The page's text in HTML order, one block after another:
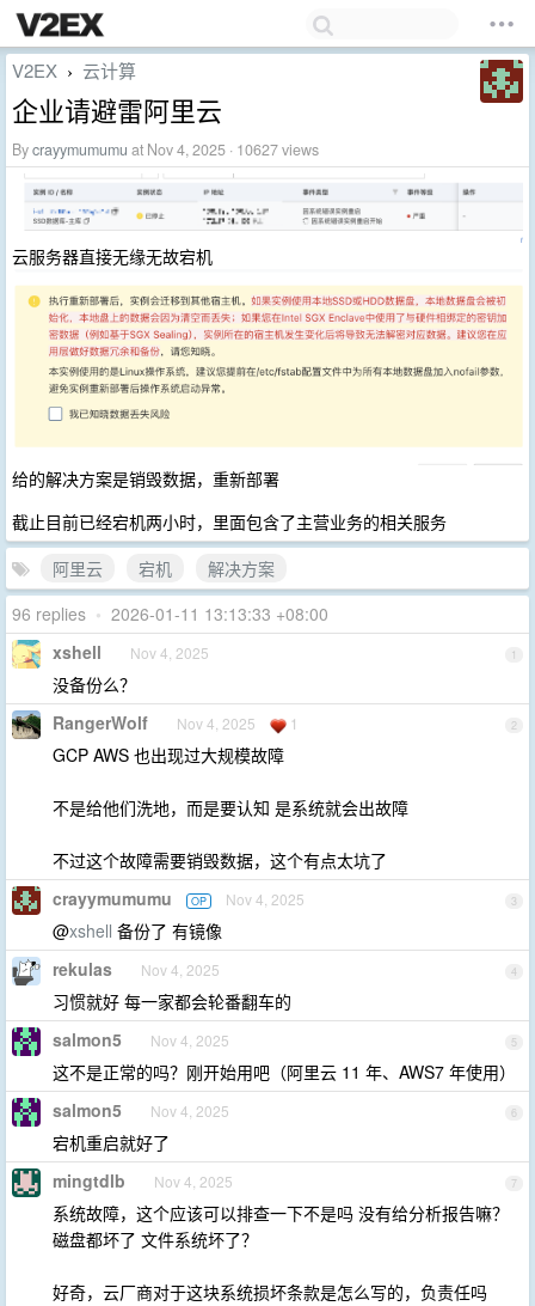
V2EX › 云计算
企业请避雷阿里云
Bycrayymumumu at Nov 4, 2025 · 10627 views
云服务器直接无缘无故宕机
给的解决方案是销毁数据，重新部署
截止目前已经宕机两小时，里面包含了主营业务的相关服务
阿里云
宕机
解决方案
96 replies • 2026-01-11 13:13:33 +08:00
1
xshell Nov 4, 2025
没备份么？
2
RangerWolf Nov 4, 2025 1
GCP AWS 也出现过大规模故障
不是给他们洗地，而是要认知 是系统就会出故障
不过这个故障需要销毁数据，这个有点太坑了
3
crayymumumu OP Nov 4, 2025
@xshell 备份了 有镜像
4
rekulas Nov 4, 2025
习惯就好 每一家都会轮番翻车的
5
salmon5 Nov 4, 2025
这不是正常的吗？刚开始用吧（阿里云 11 年、AWS7 年使用）
6
salmon5 Nov 4, 2025
宕机重启就好了
7
mingtdlb Nov 4, 2025
系统故障，这个应该可以排查一下不是吗 没有给分析报告嘛？
磁盘都坏了 文件系统坏了？
好奇，云厂商对于这块系统损坏条款是怎么写的，负责任吗